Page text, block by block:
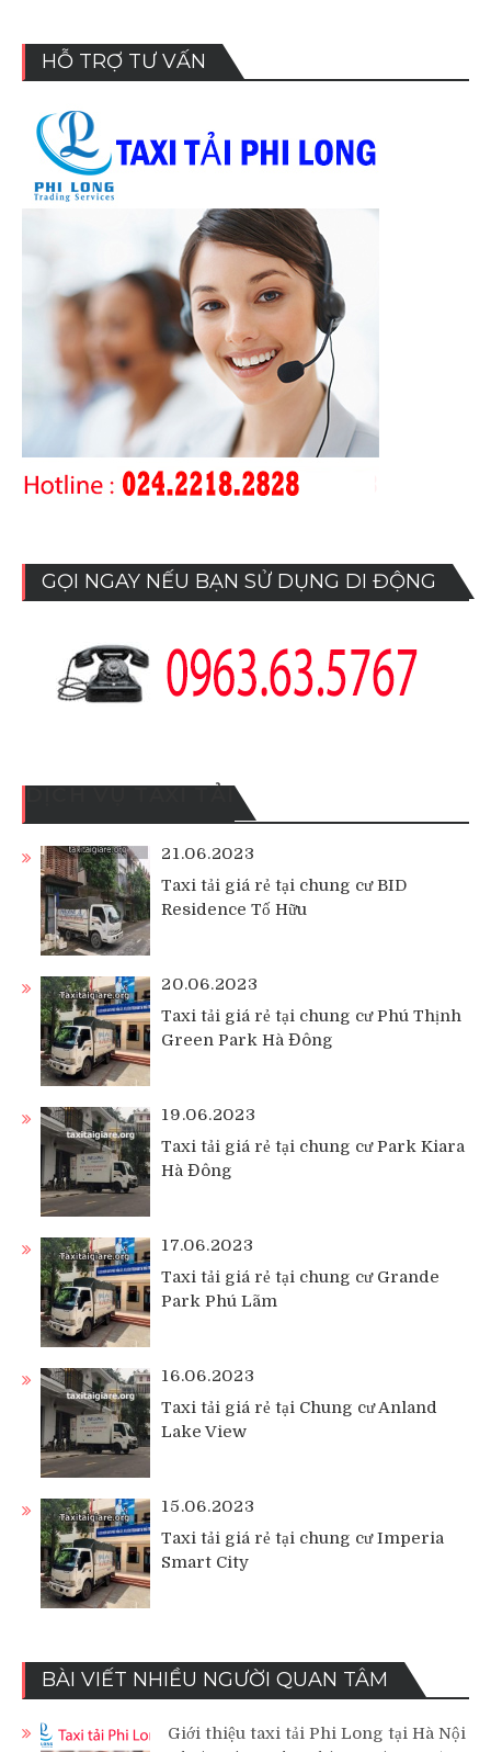
HỖ TRỢ TƯ VẤN
GỌI NGAY NẾU BẠN SỬ DỤNG DI ĐỘNG
21.06.2023
Taxi tải giá rẻ tại chung cư BID
Residence Tố Hữu
20.06.2023
Taxi tải giá rẻ tại chung cư Phú Thịnh
Green Park Hà Đông
19.06.2023
Taxi tải giá rẻ tại chung cư Park Kiara
Hà Đông
17.06.2023
Taxi tải giá rẻ tại chung cư Grande
Park Phú Lãm
16.06.2023
Taxi tải giá rẻ tại Chung cư Anland
Lake View
15.06.2023
Taxi tải giá rẻ tại chung cư Imperia
Smart City
BÀI VIẾT NHIỀU NGƯỜI QUAN TÂM
Giới thiệu taxi tải Phi Long tại Hà Nội